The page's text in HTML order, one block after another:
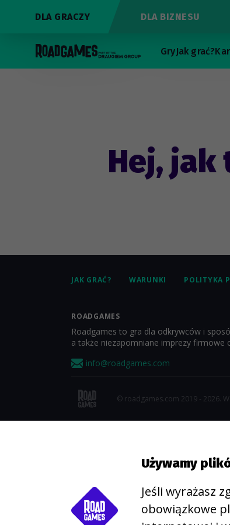
DLA GRACZY DLA BIZNESU
GryJak grać?
Hej, jak
JAK GRAĆ? WARUNKI POLITYKA
ROADGAMES
Roadgames to gra dla odkrywców i
a także niezapomniane imprezy firmowe
info@roadgames.com
© roadgames.com 2019 - 2026.
Używamy
Jeśli wyrażasz
obowiązkowe